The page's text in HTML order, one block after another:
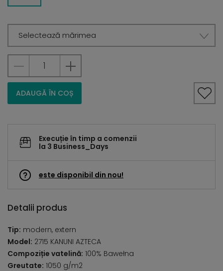
Selectează mărimea
ADAUGĂ ÎN COȘ
Execuție în timp a comenzii
la 3 Business_Days
este disponibil din nou!
Detalii produs
Tip: modern, extern
Model: 2715 KANUNI AZTECA
Compoziție vatelină: 100% Bawełna
Greutate: 1050 g/m2